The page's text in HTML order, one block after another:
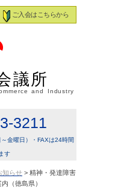
ご入会はこちらから
議所
and Industry
3211
金曜日）・FAXは24時間
す
知らせ > 精神・発達障害
（徳島県）